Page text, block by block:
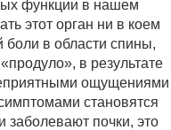
функции в нашем
этот орган ни в коем
боли в области спины,
в результате
ощущениями
становятся
заболевают почки, это